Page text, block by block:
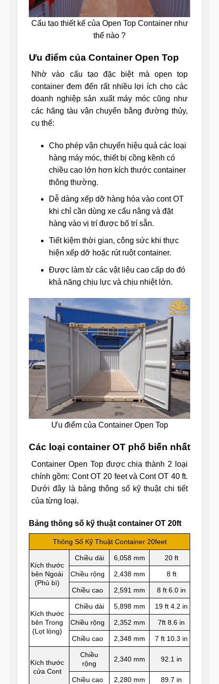
Cấu tạo thiết kế của Open Top Container như
thế nào ?
Ưu điểm của Container Open Top
Nhờ vào cấu tạo đặc biệt mà open top
container đem đến rất nhiều lợi ích cho các
doanh nghiệp sản xuất máy móc cũng như
các hãng tàu vận chuyển bằng đường thủy,
cụ thể:
Cho phép vận chuyển hiệu quả các loại
hàng máy móc, thiết bị cồng kềnh có
chiều cao lớn hơn kích thước container
thông thường.
Dễ dàng xếp dỡ hàng hóa vào cont OT
khi chỉ cần dùng xe cẩu nâng và đặt
hàng vào vị trí được bố trí sẵn.
Tiết kiệm thời gian, công sức khi thực
hiện xếp dỡ hoặc rút ruột container.
Được làm từ các vật liệu cao cấp do đó
khả năng chịu lực và chịu nhiệt lớn.
Ưu điểm của Container Open Top
Các loại container OT phổ biến nhất
Container Open Top được chia thành 2 loại
chính gồm: Cont OT 20 feet và Cont OT 40 ft.
Dưới đây là bảng thông số kỹ thuật chi tiết
của từng loại.
Bảng thông số kỹ thuật container OT 20ft
Thông Số Kỹ Thuật Container 20feet
Kích thước
bên Ngoài
(Phủ bì)
Chiều dài 6,058 mm 20 ft
Chiều rộng 2,438 mm 8 ft
Chiều cao 2,591 mm 8 ft 6.0 in
Kích thước
bên Trong
(Lọt lòng)
Chiều dài 5,898 mm 19 ft 4.2 in
Chiều rộng 2,352 mm 7ft 8.6 in
Chiều cao 2,348 mm 7 ft 10.3 in
Kích thước
cửa Cont
Chiều
rộng
2,340 mm 92.1 in
Chiều cao 2,280 mm 89.7 in